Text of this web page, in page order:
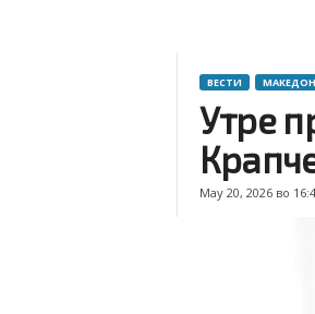
ВЕСТИ
Утре
May 20, 2026 во